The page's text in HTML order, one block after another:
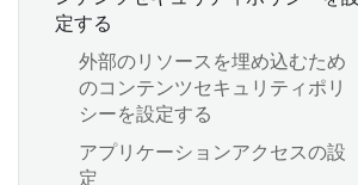
定する
外部のリソースを埋め込むため
のコンテンツセキュリティポリ
シーを設定する
アプリケーションアクセスの設
定